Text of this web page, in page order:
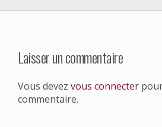
Laisser un commentaire
Vous devez vous connecter
commentaire.